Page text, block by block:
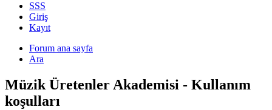
SSS
Giriş
Kayıt
Forum ana sayfa
Ara
Müzik Üretenler Akademisi - Kullanım
koşulları